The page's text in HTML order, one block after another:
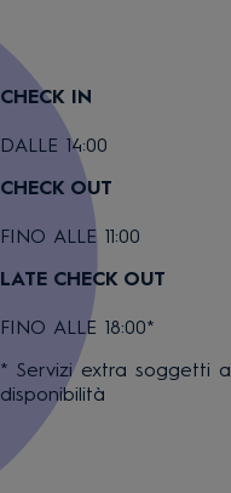
CHECK IN
DALLE 14:00
CHECK OUT
FINO ALLE 11:00
LATE CHECK OUT
FINO ALLE 18:00*
* Servizi extra soggetti a
disponibilità